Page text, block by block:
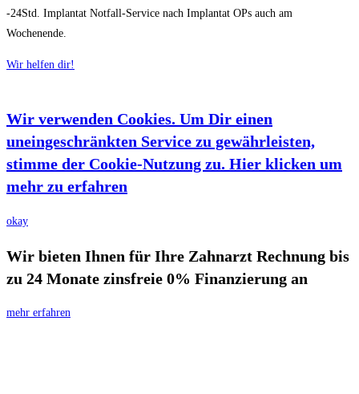
-24Std. Implantat Notfall-Service nach Implantat OPs auch am
Wochenende.
Wir helfen dir!
Wir verwenden Cookies. Um Dir einen
uneingeschränkten Service zu gewährleisten,
stimme der Cookie-Nutzung zu. Hier klicken um
mehr zu erfahren
okay
Wir bieten Ihnen für Ihre Zahnarzt Rechnung bis
zu 24 Monate zinsfreie 0% Finanzierung an
mehr erfahren